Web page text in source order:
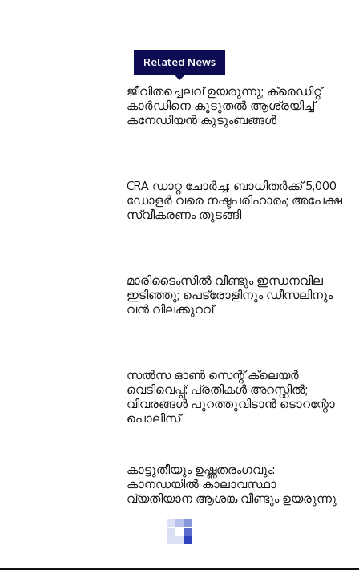
Related News
ജീവിതച്ചെലവ് ഉയരുന്നു; ക്രെഡിറ്റ്
കാർഡിനെ കൂടുതൽ ആശ്രയിച്ച്
കനേഡിയൻ കുടുംബങ്ങൾ
CRA ഡാറ്റ ചോർച്ച: ബാധിതർക്ക് 5,000
ഡോളർ വരെ നഷ്ടപരിഹാരം; അപേക്ഷ
സ്വീകരണം തുടങ്ങി
മാരിടൈംസിൽ വീണ്ടും ഇന്ധനവില
ഇടിഞ്ഞു; പെട്രോളിനും ഡീസലിനും
വൻ വിലക്കുറവ്
സൽസ ഓൺ സെന്റ് ക്ലെയർ
വെടിവെപ്പ്: പ്രതികൾ അറസ്റ്റിൽ;
വിവരങ്ങൾ പുറത്തുവിടാൻ ടൊറന്റോ
പൊലീസ്
കാട്ടുതീയും ഉഷ്ണതരംഗവും:
കാനഡയിൽ കാലാവസ്ഥാ
വ്യതിയാന ആശങ്ക വീണ്ടും ഉയരുന്നു